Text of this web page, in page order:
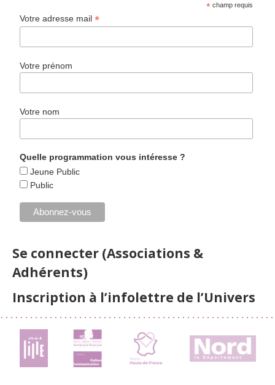
* champ requis
Votre adresse mail*
Votre prénom
Votre nom
Quelle programmation vous intéresse ?
Jeune Public
Public
Se connecter (Associations &
Adhérents)
Inscription à l’infolettre de l’Univers